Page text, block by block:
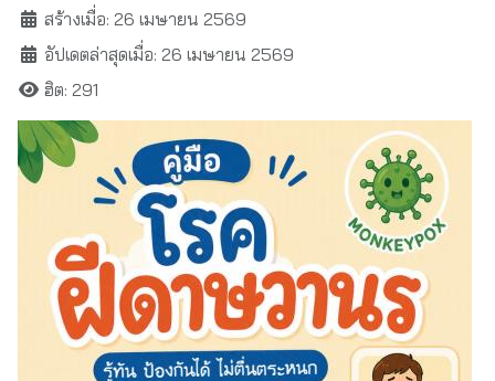
สร้างเมื่อ: 26 เมษายน 2569
อัปเดตล่าสุดเมื่อ: 26 เมษายน 2569
ฮิต: 291